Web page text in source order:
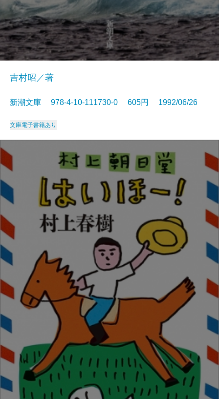
吉村昭／著
新潮文庫 978-4-10-111730-0 605円 1992/06/26
文庫電子書籍あり